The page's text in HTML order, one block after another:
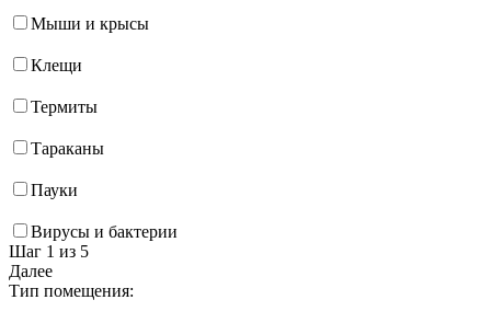
Мыши и крысы
Клещи
Термиты
Тараканы
Пауки
Вирусы и бактерии
Шаг 1 из 5
Далее
Тип помещения: